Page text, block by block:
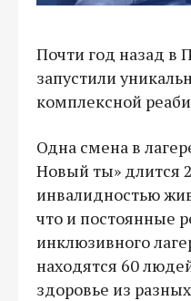
Почти год назад в
запустили
комплексной
Одна смена в
Новый ты» длится
инвалидностью
что и постоянные
инклюзивного
находятся 60
здоровье из